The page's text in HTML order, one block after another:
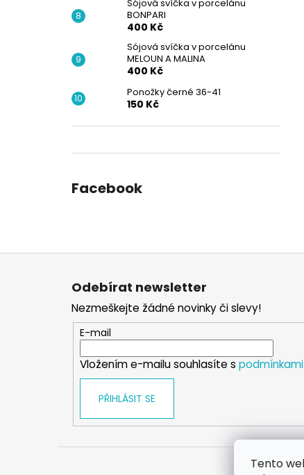
Tento
Sójová svíčka v porcelánu
BONPARI
400 Kč
Sójová svíčka v porcelánu
MELOUN A MALINA
400 Kč
Ponožky černé 36-41
150 Kč
Facebook
Z
Odebírat newsletter
Nezmeškejte žádné novinky či slevy!
E-mail
Vložením e-mailu souhlasíte s
PŘIHLÁSIT SE